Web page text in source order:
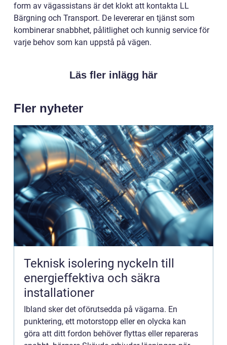
form av vägassistans är det klokt att kontakta LL
Bärgning och Transport. De levererar en tjänst som
kombinerar snabbhet, pålitlighet och kunnig service för
varje behov som kan uppstå på vägen.
Läs fler inlägg här
Fler nyheter
Teknisk isolering nyckeln till
energieffektiva och säkra
installationer
Ibland sker det oförutsedda på vägarna. En
punktering, ett motorstopp eller en olycka kan
göra att ditt fordon behöver flyttas eller repareras